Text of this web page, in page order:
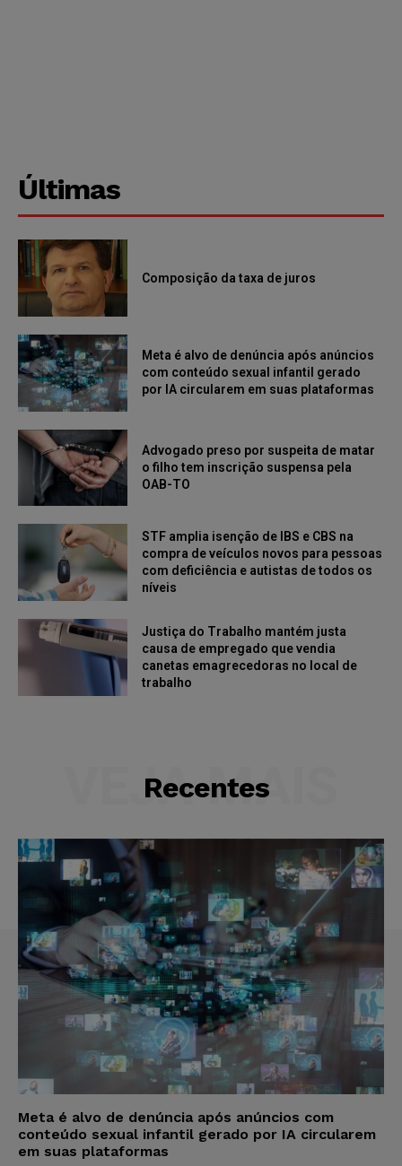
Últimas
Composição da taxa de juros
Meta é alvo de denúncia após anúncios
com conteúdo sexual infantil gerado
por IA circularem em suas plataformas
Advogado preso por suspeita de matar
o filho tem inscrição suspensa pela
OAB-TO
STF amplia isenção de IBS e CBS na
compra de veículos novos para pessoas
com deficiência e autistas de todos os
níveis
Justiça do Trabalho mantém justa
causa de empregado que vendia
canetas emagrecedoras no local de
trabalho
Recentes
VEJA MAIS
Meta é alvo de denúncia após anúncios com
conteúdo sexual infantil gerado por IA circularem
em suas plataformas